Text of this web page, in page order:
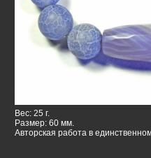
Вес: 25 г.
Размер: 60 мм.
Авторская работа в